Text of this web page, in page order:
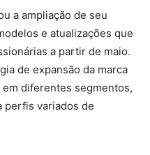
a ampliação de seu
e atualizações que
a partir de maio.
de expansão da marca
diferentes segmentos,
perfis variados de